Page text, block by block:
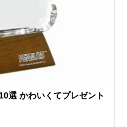
選 かわいくてプレゼント